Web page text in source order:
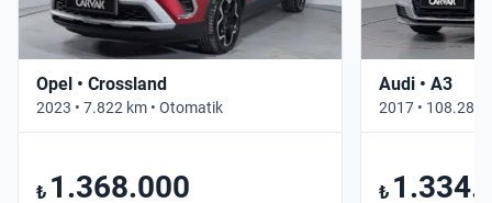
Opel • Crossland
2023 • 7.822 km • Otomatik
₺ 1.368.000
Audi • A3
2017 • 108.283
₺